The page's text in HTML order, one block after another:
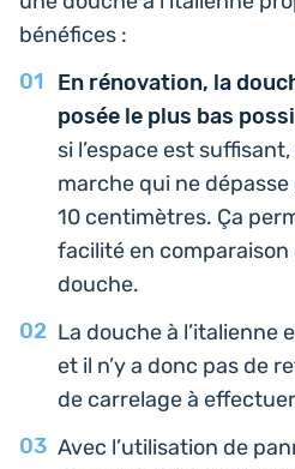
bénéfices :
En réno­va­tion, la
posée le plus bas
si l’es­pace est
marche qui ne
10 cen­ti­mètres. Ça
faci­li­té en com­pa­rai­son
douche.
La douche à l’i­ta­lienne
et il n’y a donc pas de
de car­re­lage à
Avec l’uti­li­sa­tion de